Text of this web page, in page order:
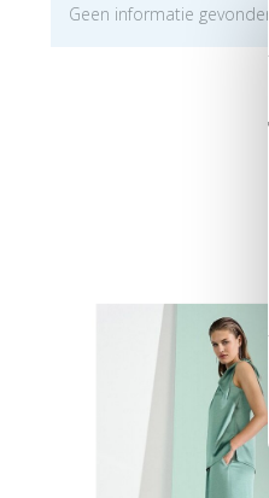
Geen informatie gevonden